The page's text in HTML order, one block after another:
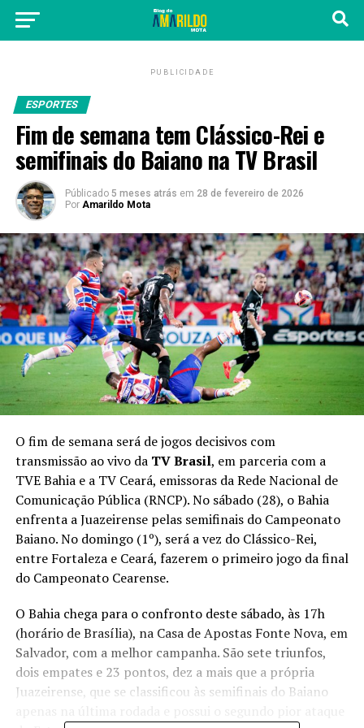
PUBLICIDADE
ESPORTES
Fim de semana tem Clássico-Rei e
semifinais do Baiano na TV Brasil
Públicado 5 meses atrás em 28 de fevereiro de 2026
Por Amarildo Mota
O fim de semana será de jogos decisivos com
transmissão ao vivo da TV Brasil, em parceria com a
TVE Bahia e a TV Ceará, emissoras da Rede Nacional de
Comunicação Pública (RNCP). No sábado (28), o Bahia
enfrenta a Juazeirense pelas semifinais do Campeonato
Baiano. No domingo (1º), será a vez do Clássico-Rei,
entre Fortaleza e Ceará, fazerem o primeiro jogo da final
do Campeonato Cearense.
O Bahia chega para o confronto deste sábado, às 17h
(horário de Brasília), na Casa de Apostas Fonte Nova, em
Salvador, com a melhor campanha. São sete triunfos,
dois empates e 23 pontos, dez a mais que a própria
Juazeirense, que se classificou às semifinais do Baiano